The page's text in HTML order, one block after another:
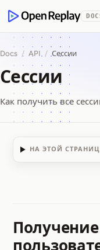
OpenReplay
Docs / API / Сессии
Сессии
Как получить все
НА ЭТОЙ
Получение